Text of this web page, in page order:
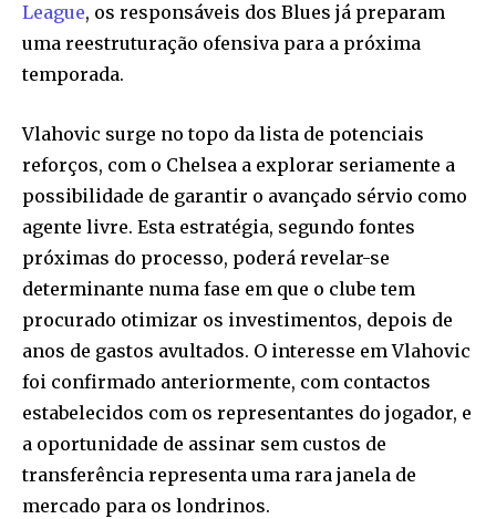
League, os responsáveis dos Blues já preparam
uma reestruturação ofensiva para a próxima
temporada.
Vlahovic surge no topo da lista de potenciais
reforços, com o Chelsea a explorar seriamente a
possibilidade de garantir o avançado sérvio como
agente livre. Esta estratégia, segundo fontes
próximas do processo, poderá revelar-se
determinante numa fase em que o clube tem
procurado otimizar os investimentos, depois de
anos de gastos avultados. O interesse em Vlahovic
foi confirmado anteriormente, com contactos
estabelecidos com os representantes do jogador, e
a oportunidade de assinar sem custos de
transferência representa uma rara janela de
mercado para os londrinos.